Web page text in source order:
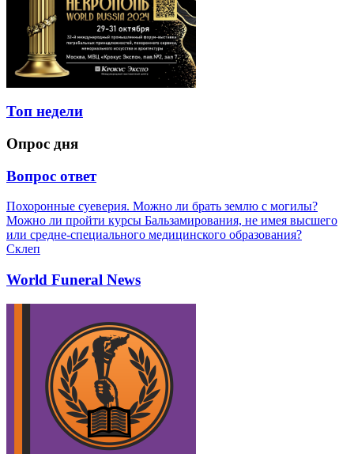
Топ недели
Опрос дня
Вопрос ответ
Похоронные суеверия. Можно ли брать землю с могилы?
Можно ли пройти курсы Бальзамирования, не имея высшего
или средне-специального медицинского образования?
Склеп
World Funeral News